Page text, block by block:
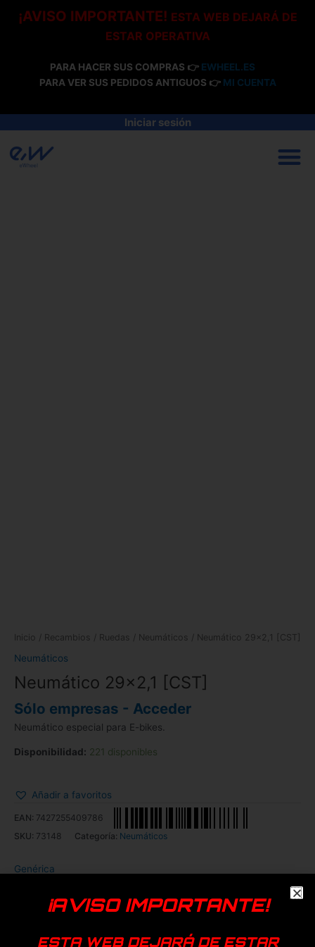
¡AVISO IMPORTANTE! ESTA WEB DEJARÁ DE
ESTAR OPERATIVA
PARA HACER SUS COMPRAS 👉 EWHEEL.ES
PARA VER SUS PEDIDOS ANTIGUOS 👉 MI CUENTA
Iniciar sesión
Inicio / Recambios / Ruedas / Neumáticos / Neumático 29×2,1 [CST]
Neumáticos
Neumático 29×2,1 [CST]
Sólo empresas - Acceder
Neumático especial para E-bikes.
Disponibilidad: 221 disponibles
Añadir a favoritos
EAN: 7427255409786
SKU: 73148 Categoría: Neumáticos
Genérica
Productos relacionados
¡AVISO IMPORTANTE!
ESTA WEB DEJARÁ DE ESTAR